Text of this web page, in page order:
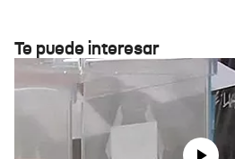
Te puede interesar